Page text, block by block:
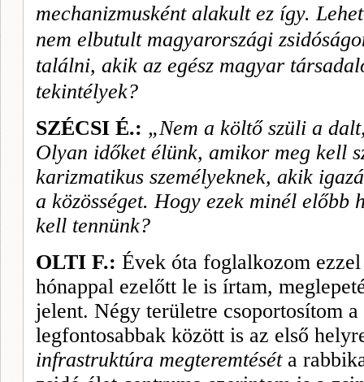
mechanizmusként alakult ez így.
nem elbutult magyarországi
találni, akik az egész magyar
tekintélyek?
SZÉCSI É.: „Nem a költő szüli a
Olyan időket élünk, amikor meg kell
karizmatikus személyeknek, akik
a közösséget. Hogy ezek minél
kell tennünk?
OLTI F.: Évek óta foglalkozom
hónappal ezelőtt le is írtam,
jelent. Négy területre csoportosítom
legfontosabbak között is az első
infrastruktúra megteremtéséta